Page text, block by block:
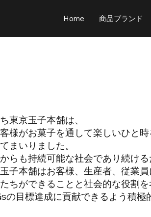
Home 商品ブランド
東京玉子本舗は、
客様がお菓子を通して楽しいひと
まいりました。
らも持続可能な社会であり続け
子本舗はお客様、生産者、従業員
ちができることと社会的な役割を
の目標達成に貢献できるよう積極